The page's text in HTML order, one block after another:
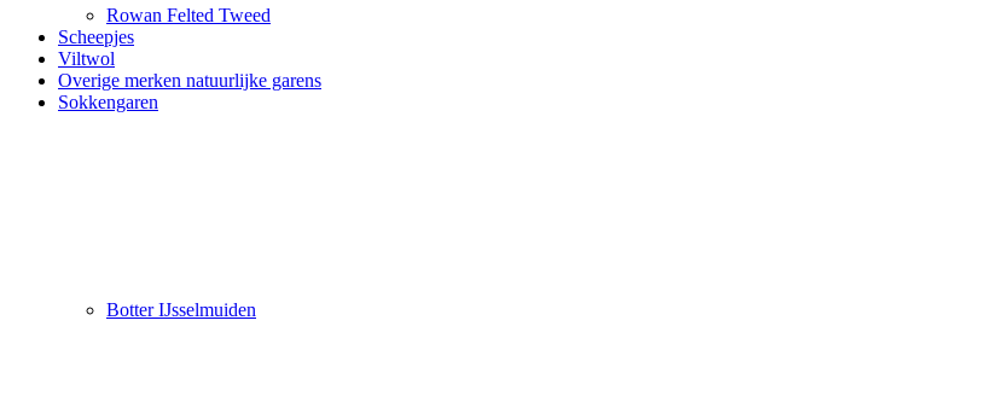
Rowan Felted Tweed
Scheepjes
Viltwol
Overige merken natuurlijke garens
Sokkengaren
Botter IJsselmuiden